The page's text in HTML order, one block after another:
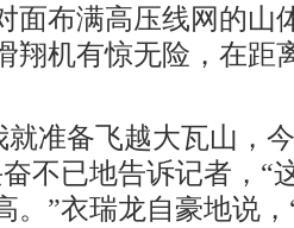
面布满高压线网的山
翔机有惊无险，在距
准备飞越大瓦山，今
不已地告诉记者，“
。”衣瑞龙自豪地说